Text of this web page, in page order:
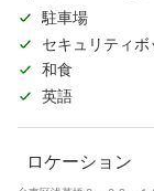
駐車場
セキュリティボ
ント）
和食
英語
ロケーション